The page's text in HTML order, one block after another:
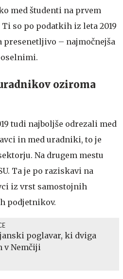
med študenti na prvem
so po podatkih iz leta 2019
presenetljivo – najmočnejša
oziroma
tudi najboljše odrezali med
in med uradniki, to je
Na drugem mestu
Ta je po raziskavi na
iz vrst samostojnih
podjetnikov.
poglavar, ki dviga
v Nemčiji